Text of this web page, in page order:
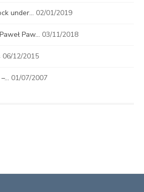
under… 02/01/2019
Paw… 03/11/2018
06/12/2015
01/07/2007